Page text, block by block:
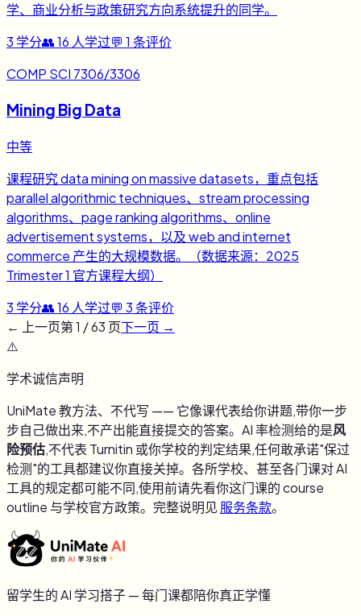
学、商业分析与政策研究方向系统提升的同学。
3 学分👥16 人学过💬 1 条评价
COMP SCI 7306/3306
Mining Big Data
中等
课程研究 data mining on massive datasets，重点包括
parallel algorithmic techniques、stream processing
algorithms、page ranking algorithms、online
advertisement systems，以及 web and internet
commerce 产生的大规模数据。（数据来源：2025
Trimester 1 官方课程大纲）
3 学分👥16 人学过💬 3条评价
← 上一页第1 /63 页下一页 →
⚠️
学术诚信声明
UniMate 教方法、不代写 —— 它像课代表给你讲题,带你一步
步自己做出来,不产出能直接提交的答案。AI 率检测给的是风
险预估,不代表 Turnitin 或你学校的判定结果,任何敢承诺"保过
检测"的工具都建议你直接关掉。各所学校、甚至各门课对 AI
工具的规定都可能不同,使用前请先看你这门课的 course
outline 与学校官方政策。完整说明见 服务条款。
留学生的 AI 学习搭子 — 每门课都陪你真正学懂